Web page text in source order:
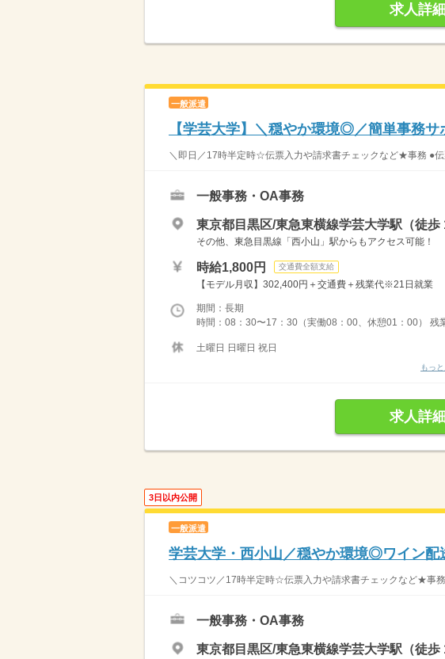
求人詳
一般派遣
【学芸大学】＼穏やか環境◎／簡単事務サ
＼即日／17時半定時☆伝票入力や請求書チェックなど★事務 ●
一般事務・OA事務
東京都目黒区/東急東横線学芸大学駅（徒歩
その他、東急目黒線「西小山」駅からもアクセス可能！
時給1,800円 交通費全額支給
【モデル月収】302,400円＋交通費＋残業代※21日就業
期間：長期
時間：08：30〜17：30（実働08：00、休憩01：00） 残
土曜日 日曜日 祝日
もっ
求人詳
3日以内公開
一般派遣
学芸大学・西小山／穏やか環境◎ワイン配
＼コツコツ／17時半定時☆伝票入力や請求書チェックなど★事
一般事務・OA事務
東京都目黒区/東急東横線学芸大学駅（徒歩